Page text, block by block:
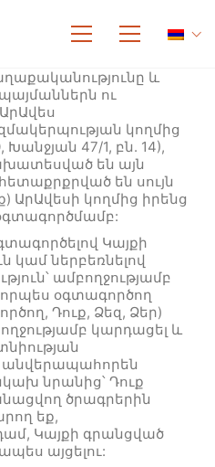
և
ու
կողմից
47/1, բն. 14),
են այն
են սույն
ԱրԱվեսի կողմից իրենց
Կայքի
կամ ներբեռնելով
ամբողջությամբ
օգտագործող
Դուք, Ձեզ, Ձեր)
կարդացել և
անվերապահորեն
նրանից՝ Դուք
ծրագրերին
եք,
Կայքի գրանցված
այցելու: